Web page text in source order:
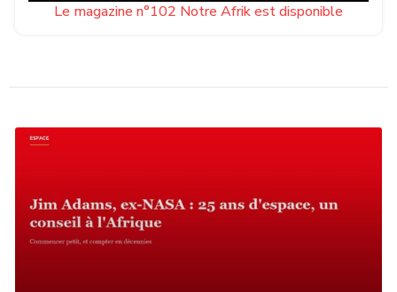
Le magazine n°102 Notre Afrik est disponible